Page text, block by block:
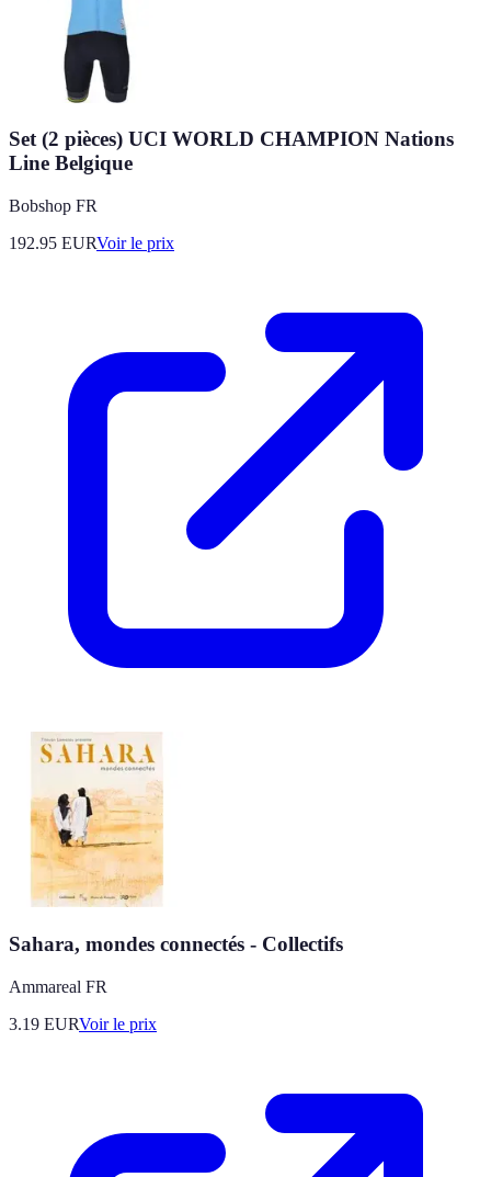
Set (2 pièces) UCI WORLD CHAMPION Nations
Line Belgique
Bobshop FR
192.95 EURVoir le prix
Sahara, mondes connectés - Collectifs
Ammareal FR
3.19 EURVoir le prix